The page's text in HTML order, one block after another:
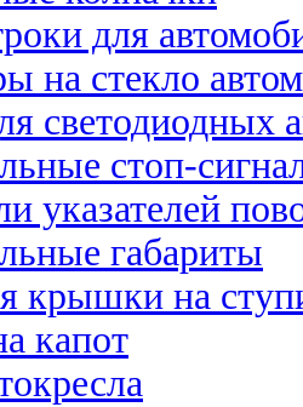
для
на стекло
светодиодных
стоп-
указателей
габариты
крышки на
капот